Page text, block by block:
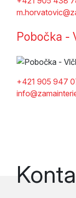
Pobočka -
+421 905 947